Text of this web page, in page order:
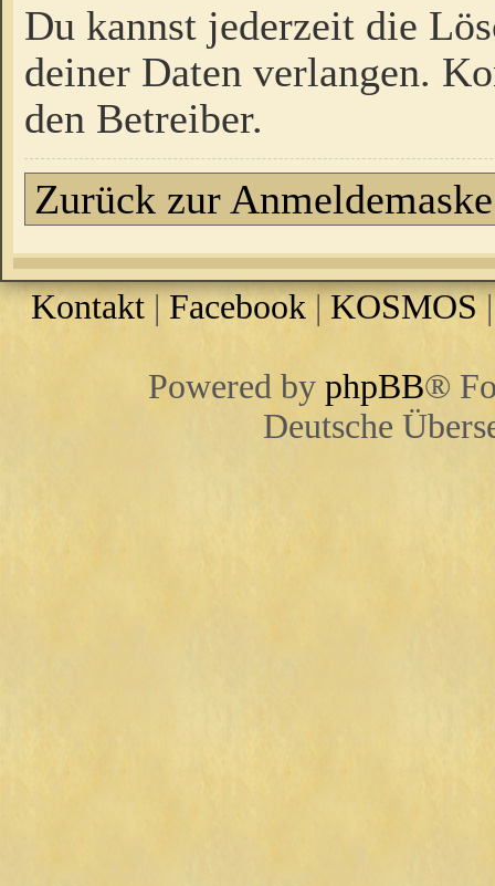
Du kannst jederzeit die
deiner Daten verlangen.
den Betreiber.
Zurück zur Anmeldemaske
Kontakt | Facebook| KOSMOS
Powered by phpBB®
Deutsche